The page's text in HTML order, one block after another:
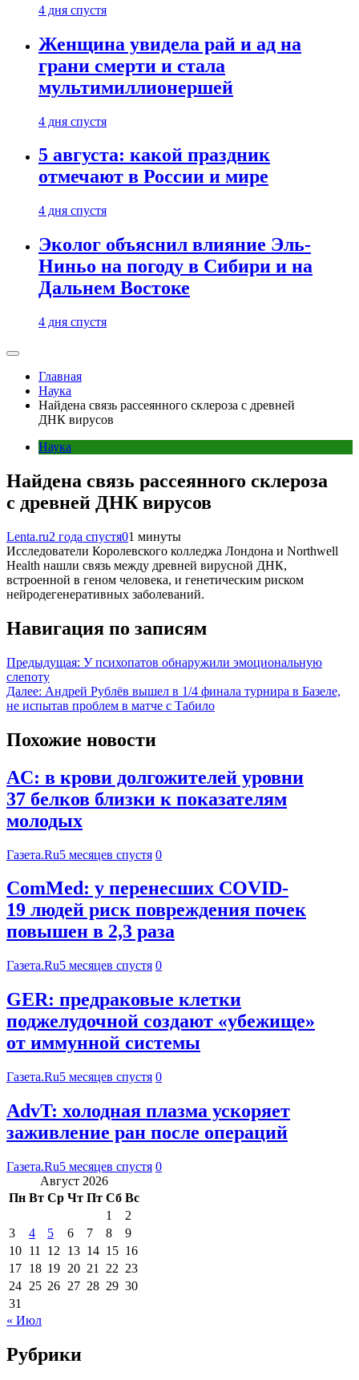
4 дня спустя
Женщина увидела рай и ад на
грани смерти и стала
мультимиллионершей
4 дня спустя
5 августа: какой праздник
отмечают в России и мире
4 дня спустя
Эколог объяснил влияние Эль-
Ниньо на погоду в Сибири и на
Дальнем Востоке
4 дня спустя
Главная
Наука
Найдена связь рассеянного склероза с древней
ДНК вирусов
Наука
Найдена связь рассеянного склероза
с древней ДНК вирусов
Lenta.ru2 года спустя01 минуты
Исследователи Королевского колледжа Лондона и Northwell
Health нашли связь между древней вирусной ДНК,
встроенной в геном человека, и генетическим риском
нейродегенеративных заболеваний.
Навигация по записям
Предыдущая: У психопатов обнаружили эмоциональную
слепоту
Далее: Андрей Рублёв вышел в 1/4 финала турнира в Базеле,
не испытав проблем в матче с Табило
Похожие новости
AC: в крови долгожителей уровни
37 белков близки к показателям
молодых
Газета.Ru5 месяцев спустя 0
ComMed: у перенесших COVID-
19 людей риск повреждения почек
повышен в 2,3 раза
Газета.Ru5 месяцев спустя 0
GER: предраковые клетки
поджелудочной создают «убежище»
от иммунной системы
Газета.Ru5 месяцев спустя 0
AdvT: холодная плазма ускоряет
заживление ран после операций
Газета.Ru5 месяцев спустя 0
Август 2026
Пн Вт Ср Чт Пт Сб Вс
1
2
3
4 5 6 7 8
9
10 11 12 13 14 15 16
17 18 19 20 21 22 23
24 25 26 27 28 29 30
31
« Июл
Рубрики